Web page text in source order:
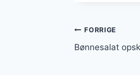
FORRIGE
Bønnesalat